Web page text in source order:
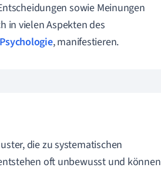
sowie Meinungen
in vielen Aspekten des
Psychologie, manifestieren.
die zu systematischen
oft unbewusst und können